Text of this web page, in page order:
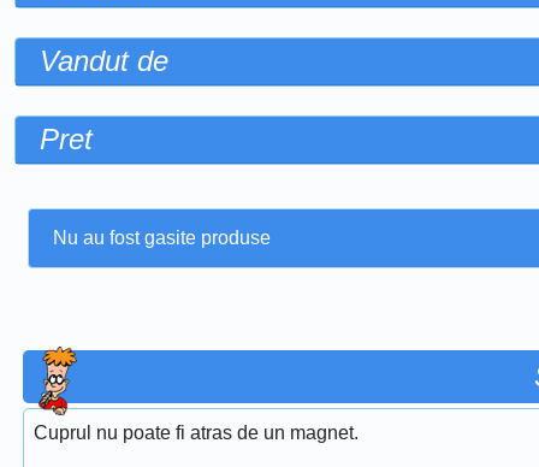
Vandut de
Pret
Nu au fost gasite produse
Cuprul nu poate fi atras de un magnet.